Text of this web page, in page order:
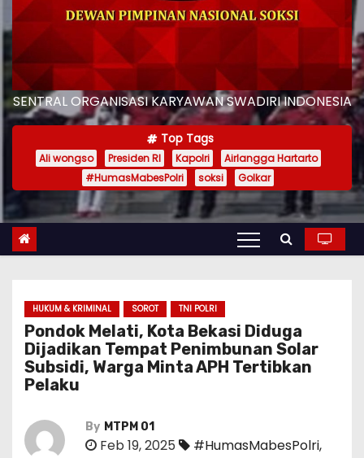
SENTRAL ORGANISASI KARYAWAN SWADIRI INDONESIA
Top Tags
Ali wongso Presiden RI Kapolri
Airlangga Hartarto
#HumasMabesPolri
soksi Golkar
HUKUM & KRIMINAL SOROT TNI POLRI
Pondok Melati, Kota Bekasi Diduga
Dijadikan Tempat Penimbunan Solar
Subsidi, Warga Minta APH Tertibkan
Pelaku
By MTPM 01
Feb 19, 2025 #HumasMabesPolri,